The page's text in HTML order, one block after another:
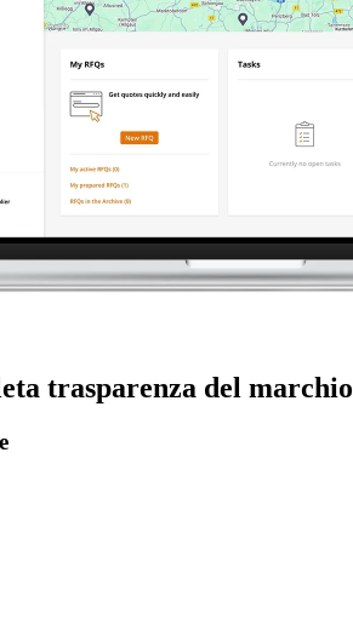
trasparenza del marchio